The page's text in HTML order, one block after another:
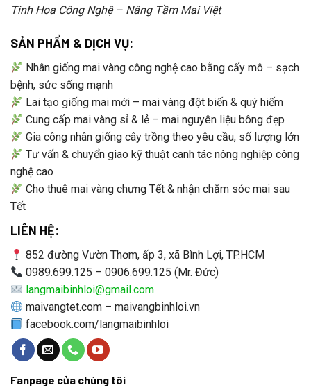
Tinh Hoa Công Nghệ – Nâng Tầm Mai Việt
SẢN PHẨM & DỊCH VỤ:
Nhân giống mai vàng công nghệ cao bằng cấy mô – sạch
bệnh, sức sống mạnh
Lai tạo giống mai mới – mai vàng đột biến & quý hiếm
Cung cấp mai vàng sỉ & lẻ – mai nguyên liệu bông đẹp
Gia công nhân giống cây trồng theo yêu cầu, số lượng lớn
Tư vấn & chuyển giao kỹ thuật canh tác nông nghiệp công
nghệ cao
Cho thuê mai vàng chưng Tết & nhận chăm sóc mai sau
Tết
LIÊN HỆ:
852 đường Vườn Thơm, ấp 3, xã Bình Lợi, TP.HCM
0989.699.125 – 0906.699.125 (Mr. Đức)
langmaibinhloi@gmail.com
maivangtet.com – maivangbinhloi.vn
facebook.com/langmaibinhloi
Fanpage của chúng tôi